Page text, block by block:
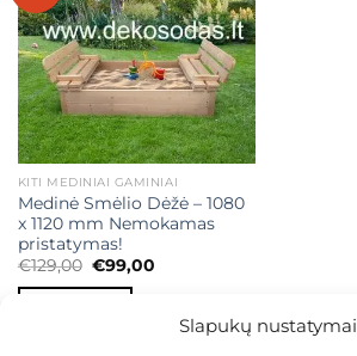
Slapukų nustatymai
KITI MEDINIAI GAMINIAI
Medinė Smėlio Dėžė – 1080
x 1120 mm Nemokamas
pristatymas!
€129,00 Original
price
was:
€99,00Current